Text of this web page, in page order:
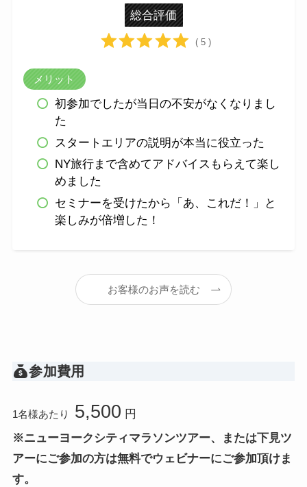
総合評価
( 5 )
メリット
初参加でしたが当日の不安がなくなりまし
た
スタートエリアの説明が本当に役立った
NY旅行まで含めてアドバイスもらえて楽し
めました
セミナーを受けたから「あ、これだ！」と
楽しみが倍増した！
お客様のお声を読む
参加費用
1名様あたり 5,500 円
※ニューヨークシティマラソンツアー、または下見ツ
アーにご参加の方は無料でウェビナーにご参加頂けま
す。